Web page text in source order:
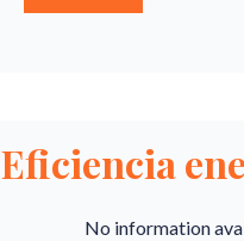
Eficiencia
No information